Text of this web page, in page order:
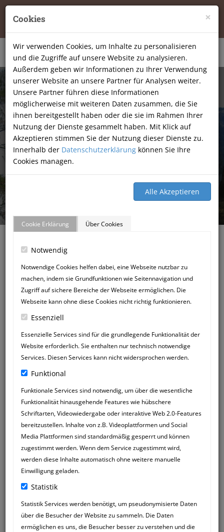
×
Cookies
Wir verwenden Cookies, um Inhalte zu personalisieren
und die Zugriffe auf unsere Website zu analysieren.
Außerdem geben wir Informationen zu Ihrer Verwendung
unserer Website an unsere Partner für Analysen weiter.
Unsere Partner führen diese Informationen
möglicherweise mit weiteren Daten zusammen, die Sie
ihnen bereitgestellt haben oder die sie im Rahmen Ihrer
Nutzung der Dienste gesammelt haben. Mit Klick auf
Akzeptieren stimmen Sie der Nutzung dieser Dienste zu.
Innerhalb der Datenschutzerklärung können Sie Ihre
Cookies managen.
Cookie Erklärung Über Cookies
Notwendig
Notwendige Cookies helfen dabei, eine Webseite nutzbar zu
machen, indem sie Grundfunktionen wie Seitennavigation und
Zugriff auf sichere Bereiche der Webseite ermöglichen. Die
Webseite kann ohne diese Cookies nicht richtig funktionieren.
Essenziell
Essenzielle Services sind für die grundlegende Funktionalität der
Website erforderlich. Sie enthalten nur technisch notwendige
Services. Diesen Services kann nicht widersprochen werden.
Funktional
Funktionale Services sind notwendig, um über die wesentliche
Funktionalität hinausgehende Features wie hübschere
Schriftarten, Videowiedergabe oder interaktive Web 2.0-Features
bereitzustellen. Inhalte von z.B. Videoplattformen und Social
Media Plattformen sind standardmäßig gesperrt und können
zugestimmt werden. Wenn dem Service zugestimmt wird,
werden diese Inhalte automatisch ohne weitere manuelle
Einwilligung geladen.
Statistik
Statistik Services werden benötigt, um pseudonymisierte Daten
über die Besucher der Website zu sammeln. Die Daten
ermöglichen es uns, die Besucher besser zu verstehen und die
|
07134-9177806
NEUER
GÄSTEBUCHEINTRAG
Zurück zum Gästebuch
SILVIA KOHLER